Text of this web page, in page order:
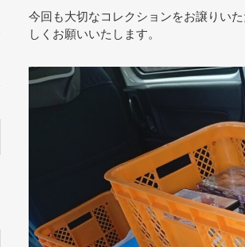
今回も大切なコレクションをお譲りい
しくお願いいたします。